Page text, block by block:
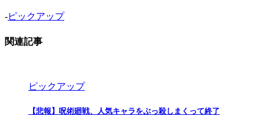
-ピックアップ
関連記事
ピックアップ
【悲報】呪術廻戦、人気キャラをぶっ殺しまくって終了